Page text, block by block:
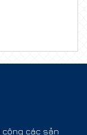
các sản